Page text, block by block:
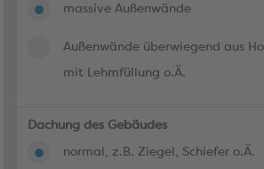
massive Außenwände
Außenwände überwiegend aus
mit Lehmfüllung o.Ä.
Dachung des Gebäudes
normal, z.B. Ziegel, Schiefer o.Ä.